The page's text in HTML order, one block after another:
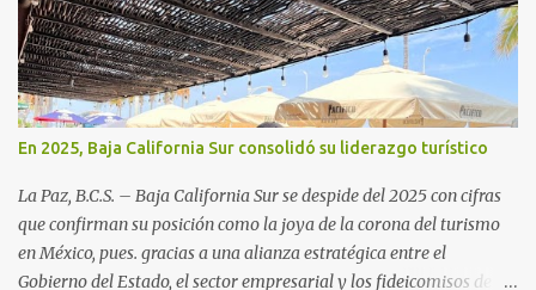
En 2025, Baja California Sur consolidó su liderazgo turístico
La Paz, B.C.S. – Baja California Sur se despide del 2025 con cifras
que confirman su posición como la joya de la corona del turismo
en México, pues. gracias a una alianza estratégica entre el
Gobierno del Estado, el sector empresarial y los fideicomisos de